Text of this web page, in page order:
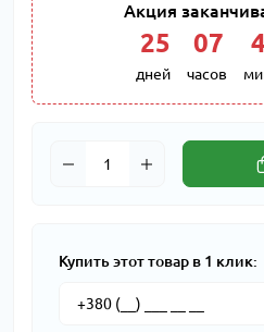
Акция
25
дней
07
часов
Купить этот товар в 1 клик: